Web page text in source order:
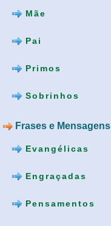
Mãe
Pai
Primos
Sobrinhos
Frases e Mensagens
Evangélicas
Engraçadas
Pensamentos